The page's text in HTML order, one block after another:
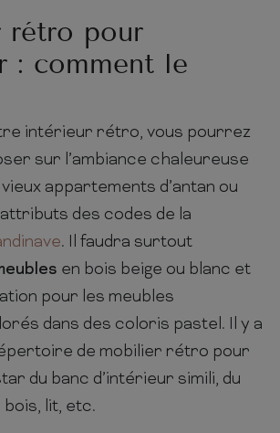
rétro pour
: comment le
intérieur rétro, vous pourrez
sur l’ambiance chaleureuse
appartements d’antan ou
des codes de la
. Il faudra surtout
en bois beige ou blanc et
pour les meubles
dans des coloris pastel. Il y a
de mobilier rétro pour
du banc d’intérieur simili, du
lit, etc.